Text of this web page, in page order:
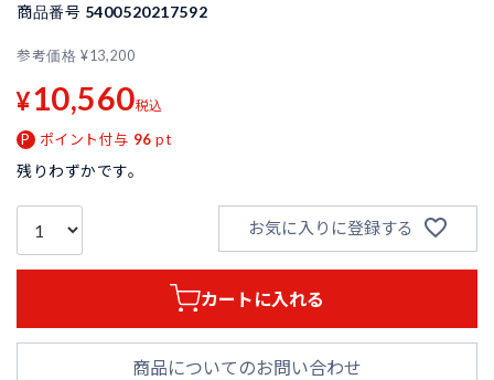
商品番号 5400520217592
参考価格 ¥13,200
¥10,560税込
ポイント付与 96 pt
残りわずかです。
お気に入りに登録する
カートに入れる
商品についてのお問い合わせ